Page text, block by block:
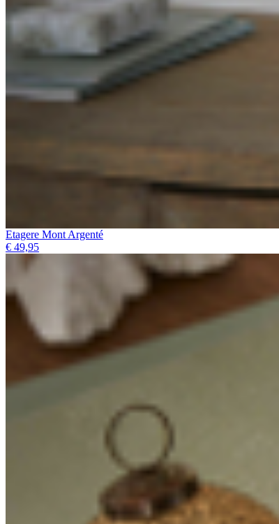
Etagere Mont Argenté
€ 49,95